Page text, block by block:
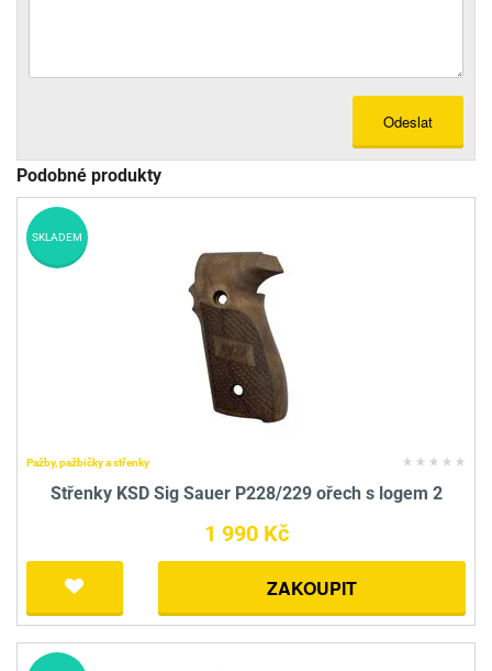
Odeslat
Podobné produkty
Pažby, pažbičky a střenky
Střenky KSD Sig Sauer P228/229 ořech s logem 2
1 990 Kč
ZAKOUPIT
SKLADEM